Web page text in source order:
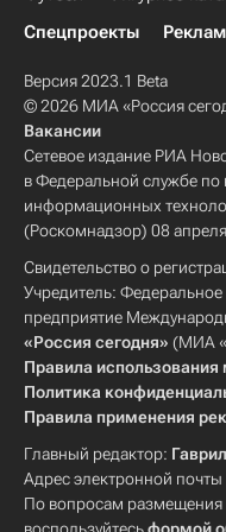
Спецпроекты
Версия 2023.1 Beta
© 2026 МИА «Россия
Вакансии
Сетевое издание РИА
в Федеральной службе по
информационных
(Роскомнадзор) 08
Свидетельство о
Учредитель: Федеральное
предприятие
«Россия сегодня» (МИА
Правила использования
Политика
Правила применения
Главный редактор:
Адрес электронной почты
По вопросам